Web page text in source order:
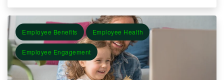
Employee Benefits Employee Health
Employee Engagement